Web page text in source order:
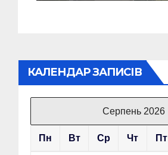
КАЛЕНДАР ЗАПИСІВ
Серпень 2026
Пн Вт Ср Чт Пт